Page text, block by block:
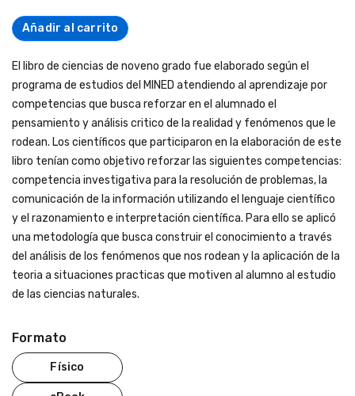
Añadir al carrito
El libro de ciencias de noveno grado fue elaborado según el
programa de estudios del MINED atendiendo al aprendizaje por
competencias que busca reforzar en el alumnado el
pensamiento y análisis critico de la realidad y fenómenos que le
rodean. Los científicos que participaron en la elaboración de este
libro tenían como objetivo reforzar las siguientes competencias:
competencia investigativa para la resolución de problemas, la
comunicación de la información utilizando el lenguaje científico
y el razonamiento e interpretación científica. Para ello se aplicó
una metodología que busca construir el conocimiento a través
del análisis de los fenómenos que nos rodean y la aplicación de la
teoria a situaciones practicas que motiven al alumno al estudio
de las ciencias naturales.
Formato
Físico